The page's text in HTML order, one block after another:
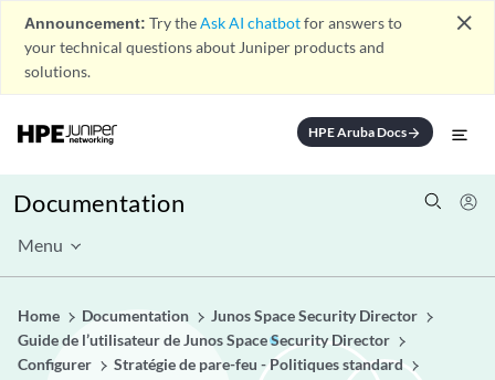
Announcement: Try theAsk AI chatbotfor answers to
your technical questions about Juniper products and
solutions.
close
HPE Aruba Docsarrow_forward
Documentation
Menu
Home Documentation
Junos Space Security Director
Guide de l’utilisateur de Junos Space Security Director
Configurer
Stratégie de pare-feu - Politiques standard